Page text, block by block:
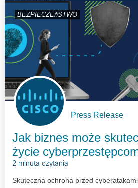
BEZPIECZEńSTWO
Press Release
Jak biznes może
życie
2 minuta czytania
Skuteczna ochrona przed